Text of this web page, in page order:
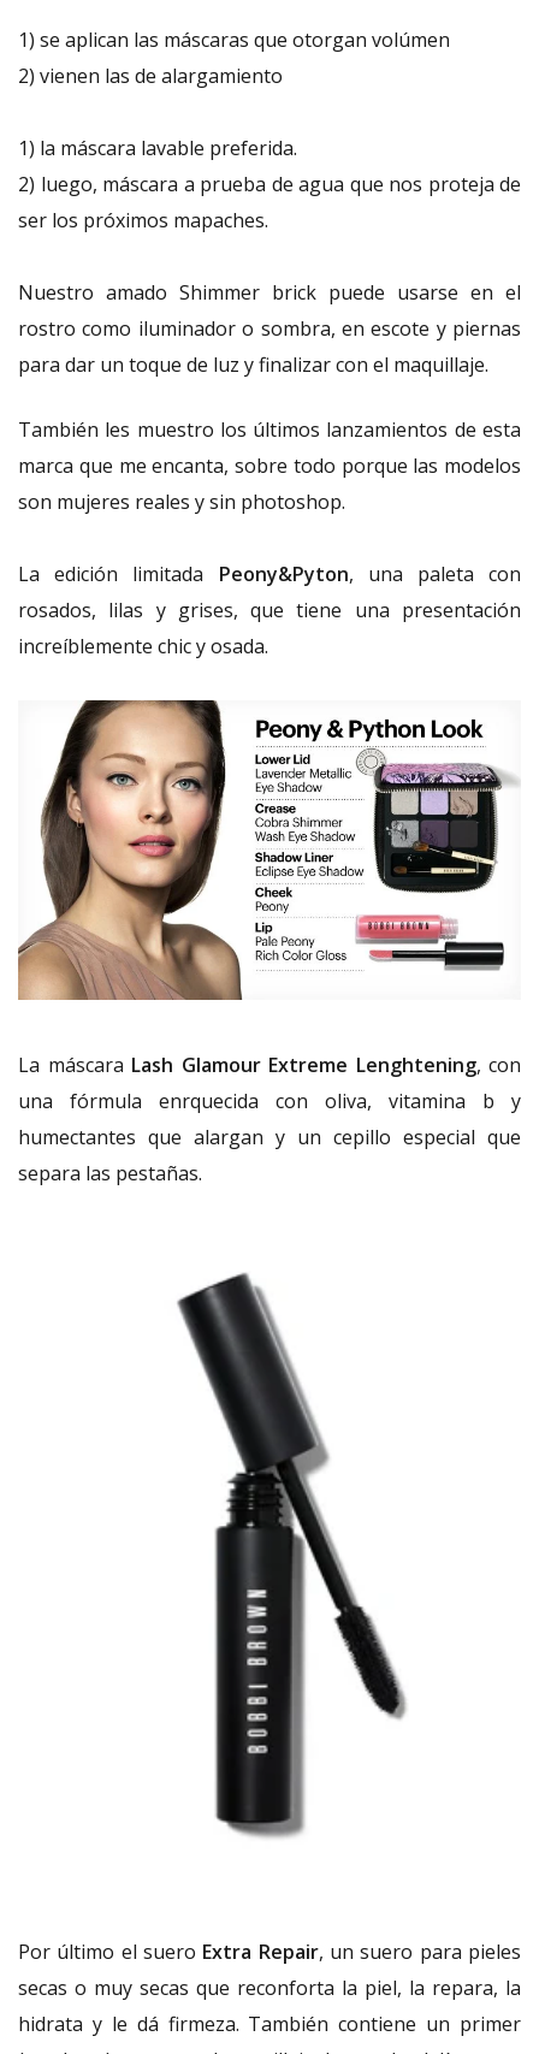
1) se aplican las máscaras que otorgan volúmen
2) vienen las de alargamiento
1) la máscara lavable preferida.
2) luego, máscara a prueba de agua que nos proteja de
ser los próximos mapaches.
Nuestro amado Shimmer brick puede usarse en el
rostro como iluminador o sombra, en escote y piernas
para dar un toque de luz y finalizar con el maquillaje.
También les muestro los últimos lanzamientos de esta
marca que me encanta, sobre todo porque las modelos
son mujeres reales y sin photoshop.
La edición limitada Peony&Pyton, una paleta con
rosados, lilas y grises, que tiene una presentación
increíblemente chic y osada.
La máscara Lash Glamour Extreme Lenghtening, con
una fórmula enrquecida con oliva, vitamina b y
humectantes que alargan y un cepillo especial que
separa las pestañas.
Por último el suero Extra Repair, un suero para pieles
secas o muy secas que reconforta la piel, la repara, la
hidrata y le dá firmeza. También contiene un primer